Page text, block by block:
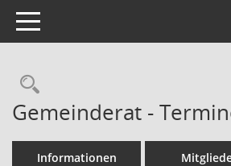
Toggle navigation
Rechercheauswahl
Gemeinderat -
Informationen